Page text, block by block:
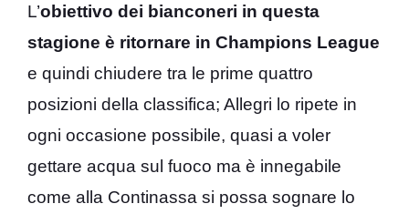
L’obiettivo dei bianconeri in questa
stagione è ritornare in Champions League
e quindi chiudere tra le prime quattro
posizioni della classifica; Allegri lo ripete in
ogni occasione possibile, quasi a voler
gettare acqua sul fuoco ma è innegabile
come alla Continassa si possa sognare lo